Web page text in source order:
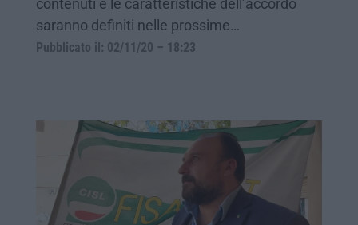
contenuti e le caratteristiche dell’accordo
saranno definiti nelle prossime…
Pubblicato il: 02/11/20 – 18:23